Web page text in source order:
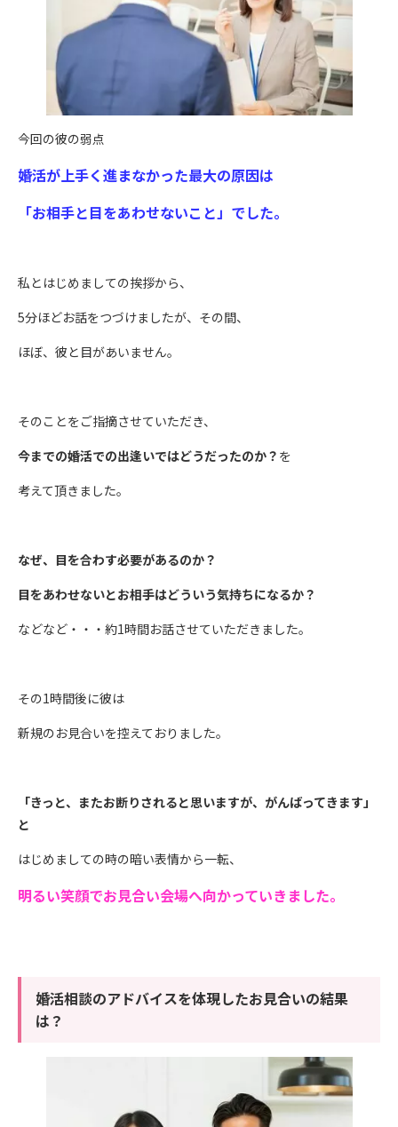
今回の彼の弱点
婚活が上手く進まなかった最大の原因は
「お相手と目をあわせないこと」でした。
私とはじめましての挨拶から、
5分ほどお話をつづけましたが、その間、
ほぼ、彼と目があいません。
そのことをご指摘させていただき、
今までの婚活での出逢いではどうだったのか？ を
考えて頂きました。
なぜ、目を合わす必要があるのか？
目をあわせないとお相手はどういう気持ちになるか？
などなど・・・約1時間お話させていただきました。
その1時間後に彼は
新規のお見合いを控えておりました。
「きっと、またお断りされると思いますが、がんばってきます」
と
はじめましての時の暗い表情から一転、
明るい笑顔でお見合い会場へ向かっていきました。
婚活相談のアドバイスを体現したお見合いの結果
は？